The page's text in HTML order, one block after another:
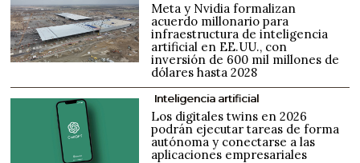
Meta y Nvidia formalizan
acuerdo millonario para
infraestructura de inteligencia
artificial en EE.UU., con
inversión de 600 mil millones de
dólares hasta 2028
Inteligencia artificial
Los digitales twins en 2026
podrán ejecutar tareas de forma
autónoma y conectarse a las
aplicaciones empresariales